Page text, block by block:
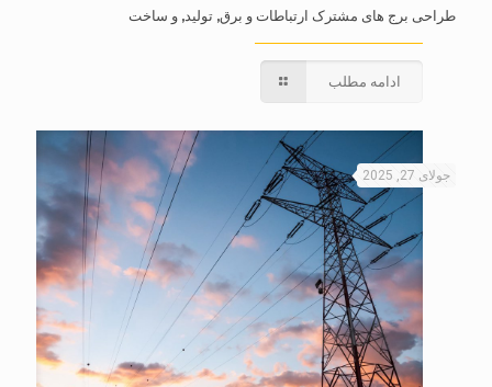
طراحی برج های مشترک ارتباطات و برق, تولید, و ساخت
ادامه مطلب
جولای 27, 2025